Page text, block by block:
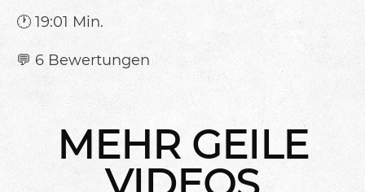
🕐 19:01 Min.
💬 6 Bewertungen
MEHR GEILE